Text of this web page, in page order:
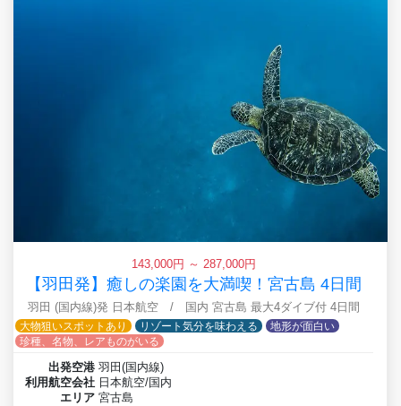
143,000円 ～ 287,000円
【羽田発】癒しの楽園を大満喫！宮古島 4日間
羽田 (国内線)発 日本航空 / 国内 宮古島 最大4ダイブ付 4日間
大物狙いスポットあり
リゾート気分を味わえる
地形が面白い
珍種、名物、レアものがいる
出発空港 羽田(国内線)
利用航空会社 日本航空/国内
エリア 宮古島